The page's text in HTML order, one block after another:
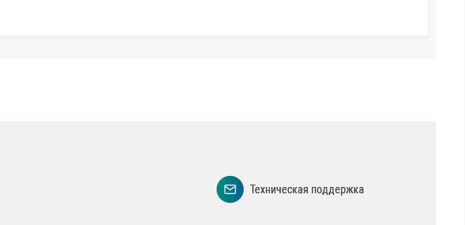
Техническая поддержка